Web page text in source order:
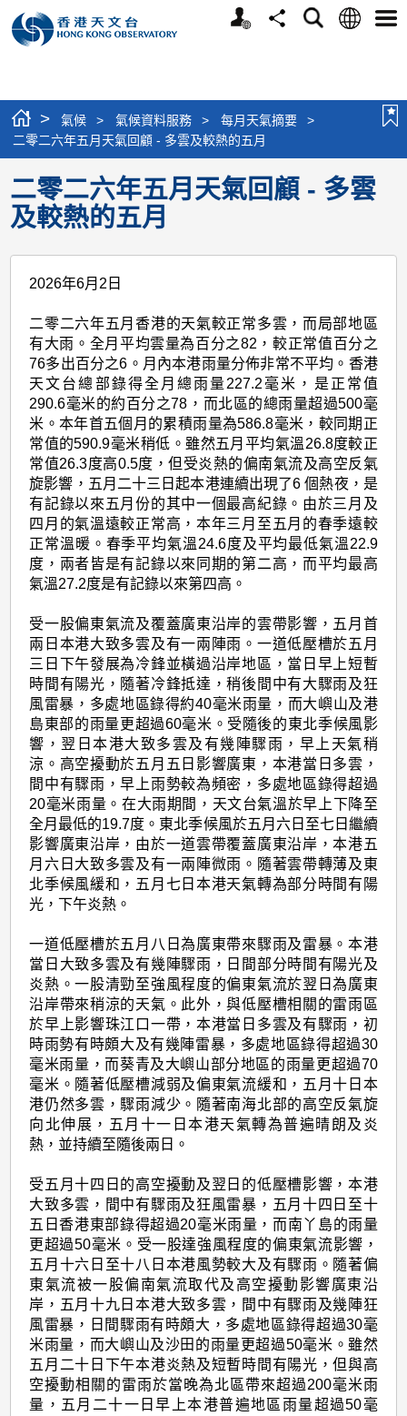
個
分
搜
語
選
> 氣候 > 氣候資料服務 > 每月天氣摘要
>
二零二六年五月天氣回顧 - 多雲及較熱的五月
二零二六年五月天氣回顧 - 多雲
及較熱的五月
2026年6月2日
二零二六年五月香港的天氣較正常多雲，而局部地區
有大雨。全月平均雲量為百分之82，較正常值百分之
76多出百分之6。月內本港雨量分佈非常不平均。香港
天文台總部錄得全月總雨量227.2毫米，是正常值
290.6毫米的約百分之78，而北區的總雨量超過500毫
米。本年首五個月的累積雨量為586.8毫米，較同期正
常值的590.9毫米稍低。雖然五月平均氣溫26.8度較正
常值26.3度高0.5度，但受炎熱的偏南氣流及高空反氣
旋影響，五月二十三日起本港連續出現了6 個熱夜，是
有記錄以來五月份的其中一個最高紀錄。由於三月及
四月的氣溫遠較正常高，本年三月至五月的春季遠較
正常溫暖。春季平均氣溫24.6度及平均最低氣溫22.9
度，兩者皆是有記錄以來同期的第二高，而平均最高
氣溫27.2度是有記錄以來第四高。
受一股偏東氣流及覆蓋廣東沿岸的雲帶影響，五月首
兩日本港大致多雲及有一兩陣雨。一道低壓槽於五月
三日下午發展為冷鋒並橫過沿岸地區，當日早上短暫
時間有陽光，隨著冷鋒抵達，稍後間中有大驟雨及狂
風雷暴，多處地區錄得約40毫米雨量，而大嶼山及港
島東部的雨量更超過60毫米。受隨後的東北季候風影
響，翌日本港大致多雲及有幾陣驟雨，早上天氣稍
涼。高空擾動於五月五日影響廣東，本港當日多雲，
間中有驟雨，早上雨勢較為頻密，多處地區錄得超過
20毫米雨量。在大雨期間，天文台氣溫於早上下降至
全月最低的19.7度。東北季候風於五月六日至七日繼續
影響廣東沿岸，由於一道雲帶覆蓋廣東沿岸，本港五
月六日大致多雲及有一兩陣微雨。隨著雲帶轉薄及東
北季候風緩和，五月七日本港天氣轉為部分時間有陽
光，下午炎熱。
一道低壓槽於五月八日為廣東帶來驟雨及雷暴。本港
當日大致多雲及有幾陣驟雨，日間部分時間有陽光及
炎熱。一股清勁至強風程度的偏東氣流於翌日為廣東
沿岸帶來稍涼的天氣。此外，與低壓槽相關的雷雨區
於早上影響珠江口一帶，本港當日多雲及有驟雨，初
時雨勢有時頗大及有幾陣雷暴，多處地區錄得超過30
毫米雨量，而葵青及大嶼山部分地區的雨量更超過70
毫米。隨著低壓槽減弱及偏東氣流緩和，五月十日本
港仍然多雲，驟雨減少。隨著南海北部的高空反氣旋
向北伸展，五月十一日本港天氣轉為普遍晴朗及炎
熱，並持續至隨後兩日。
受五月十四日的高空擾動及翌日的低壓槽影響，本港
大致多雲，間中有驟雨及狂風雷暴，五月十四日至十
五日香港東部錄得超過20毫米雨量，而南丫島的雨量
更超過50毫米。受一股達強風程度的偏東氣流影響，
五月十六日至十八日本港風勢較大及有驟雨。隨著偏
東氣流被一股偏南氣流取代及高空擾動影響廣東沿
岸，五月十九日本港大致多雲，間中有驟雨及幾陣狂
風雷暴，日間驟雨有時頗大，多處地區錄得超過30毫
米雨量，而大嶼山及沙田的雨量更超過50毫米。雖然
五月二十日下午本港炎熱及短暫時間有陽光，但與高
空擾動相關的雷雨於當晚為北區帶來超過200毫米雨
量，五月二十一日早上本港普遍地區雨量超過50毫